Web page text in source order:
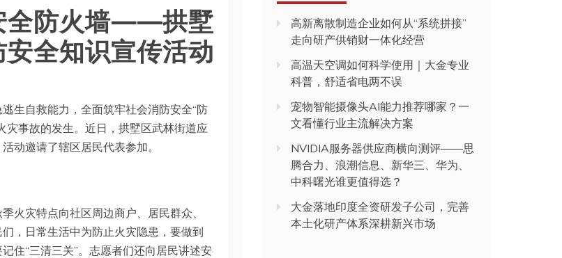
全防火墙——拱墅
全知识宣传活动
生自救能力，全面筑牢社会消防安全“防
灾事故的发生。近日，拱墅区武林街道应
动邀请了辖区居民代表参加。
火灾特点向社区周边商户、居民群众、
，日常生活中为防止火灾隐患，要做到
住“三清三关”。志愿者们还向居民讲述安
高新离散制造企业如何从“系统拼接”
走向研产供销财一体化经营
高温天空调如何科学使用｜大金专业
科普，舒适省电两不误
宠物智能摄像头AI能力推荐哪家？一
文看懂行业主流解决方案
NVIDIA服务器供应商横向测评——思
腾合力、浪潮信息、新华三、华为、
中科曙光谁更值得选？
大金落地印度全资研发子公司，完善
本土化研产体系深耕新兴市场